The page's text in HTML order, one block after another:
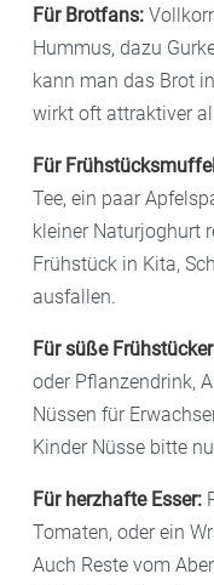
Für Brotfans:
Hummus, dazu
kann man das Brot
wirkt oft attraktiver
Für
Tee, ein paar
kleiner Naturjoghurt
Frühstück in Kita,
ausfallen.
Für süße
oder Pflanzendrink,
Nüssen für
Kinder Nüsse bitte
Für herzhafte Esser:
Tomaten, oder ein
Auch Reste vom